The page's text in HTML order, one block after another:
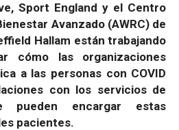
Sport England y el Centro
Avanzado (AWRC) de
Hallam están trabajando
cómo las organizaciones
a las personas con COVID
con los servicios de
pueden encargar estas
pacientes.